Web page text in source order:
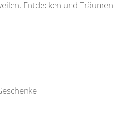
Entdecken und